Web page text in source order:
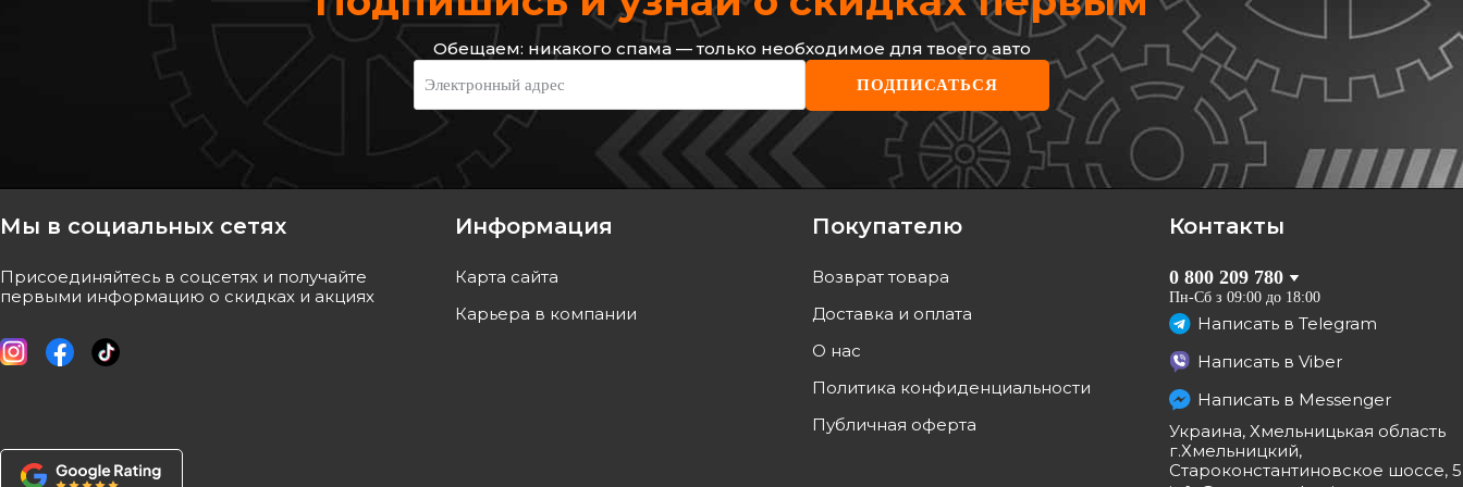
Megane III 08-(1883/1062mm)
1 063 грн
Отправка 10.08
ADRIAUTO
Трос ручного тормоза (L/R,
левый/правый) Renault Megane III
Код: 41.0288.1
562 грн
КУПИТЬ
08- (1883/1062 мм)
Код: 36 40 000 01R
1 221
грн
1 038 грн
Трос ручного тормоза (L/R,
левый/правый) Renault Megane III
Код: RM4186
473 грн
426 грн
Обещаем: никакого спама — только необходимое для твоего авто
Электронный адрес ПОДПИСАТЬСЯ
Мы в социальных сетях
Присоединяйтесь в соцсетях и получайте
первыми информацию о скидках и акциях
Контакты
0 800 209 780
Пн-Сб з 09:00 до 18:00
Написать в Telegram
Написать в Viber
Написать в Messenger
Украина, Хмельницькая область
г.Хмельницкий,
Староконстантиновское шоссе, 5
Информация
Карта сайта
Карьера в компании
Покупателю
Возврат товара
Доставка и оплата
О нас
Политика конфиденциальности
Публичная оферта